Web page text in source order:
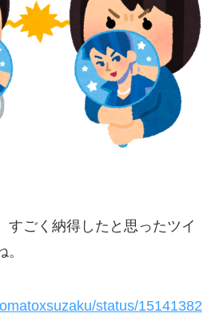
すごく納得したと思ったツイ
status/15141382